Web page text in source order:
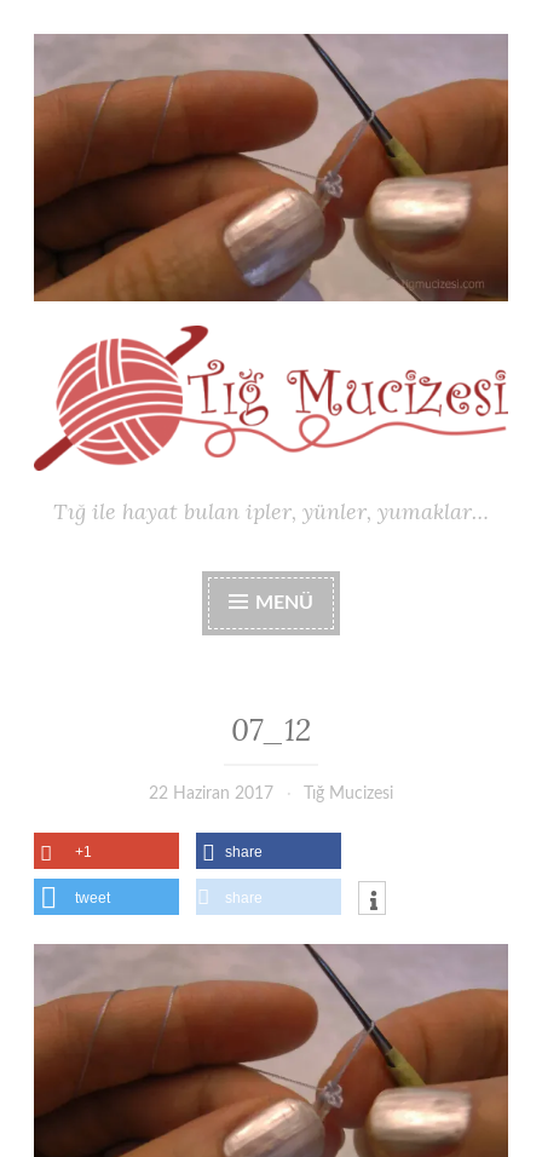
Tığ ile hayat bulan ipler, yünler, yumaklar…
MENÜ
07_12
22 Haziran 2017 Tığ Mucizesi
+1 share
tweet share